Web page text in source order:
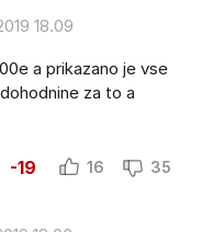
18.09
a prikazano je vse
za to a
-19 16 35